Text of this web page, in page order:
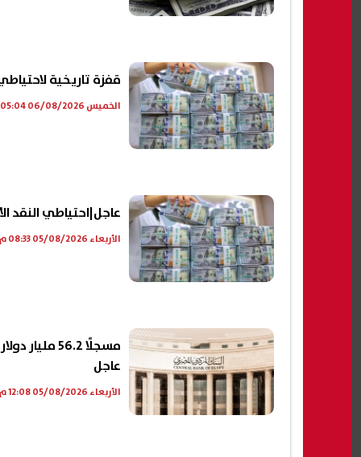
قفزة تاريخية
الخميس 06/08/2026 05:04 م
عاجل|احتياطي النقد الأجنبي في مصر
الأربعاء 05/08/2026 08:33 م
مسجلًا 56.2
عاجل
الأربعاء 05/08/2026 12:08 م